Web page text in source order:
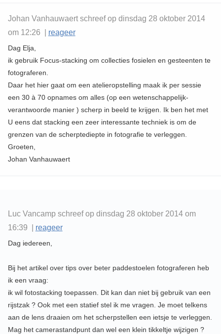
Johan Vanhauwaert schreef op dinsdag 28 oktober 2014
om 12:26 | reageer
Dag Elja,
ik gebruik Focus-stacking om collecties fosielen en gesteenten te
fotograferen.
Daar het hier gaat om een atelieropstelling maak ik per sessie
een 30 à 70 opnames om alles (op een wetenschappelijk-
verantwoorde manier ) scherp in beeld te krijgen. Ik ben het met
U eens dat stacking een zeer interessante techniek is om de
grenzen van de scherptediepte in fotografie te verleggen.
Groeten,
Johan Vanhauwaert
Luc Vancamp schreef op dinsdag 28 oktober 2014 om
16:39 | reageer
Dag iedereen,
Bij het artikel over tips over beter paddestoelen fotograferen heb
ik een vraag:
ik wil fotostacking toepassen. Dit kan dan niet bij gebruik van een
rijstzak ? Ook met een statief stel ik me vragen. Je moet telkens
aan de lens draaien om het scherpstellen een ietsje te verleggen.
Mag het camerastandpunt dan wel een klein tikkeltje wijzigen ?